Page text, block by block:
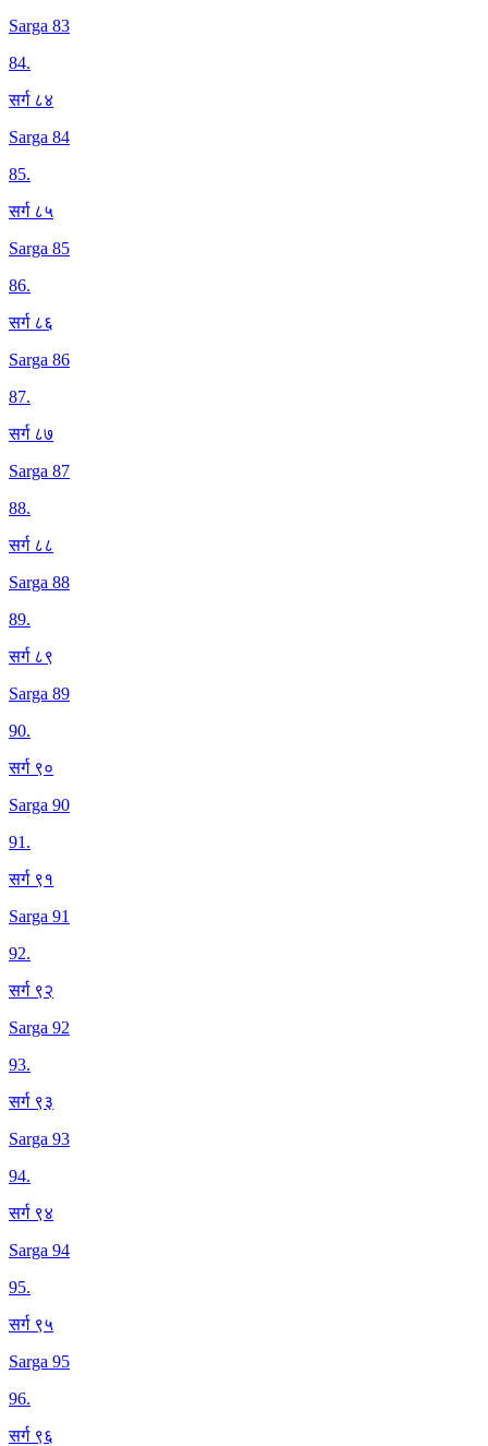
Sarga 83
84.
सर्ग ८४
Sarga 84
85.
सर्ग ८५
Sarga 85
86.
सर्ग ८६
Sarga 86
87.
सर्ग ८७
Sarga 87
88.
सर्ग ८८
Sarga 88
89.
सर्ग ८९
Sarga 89
90.
सर्ग ९०
Sarga 90
91.
सर्ग ९१
Sarga 91
92.
सर्ग ९२
Sarga 92
93.
सर्ग ९३
Sarga 93
94.
सर्ग ९४
Sarga 94
95.
सर्ग ९५
Sarga 95
96.
सर्ग ९६